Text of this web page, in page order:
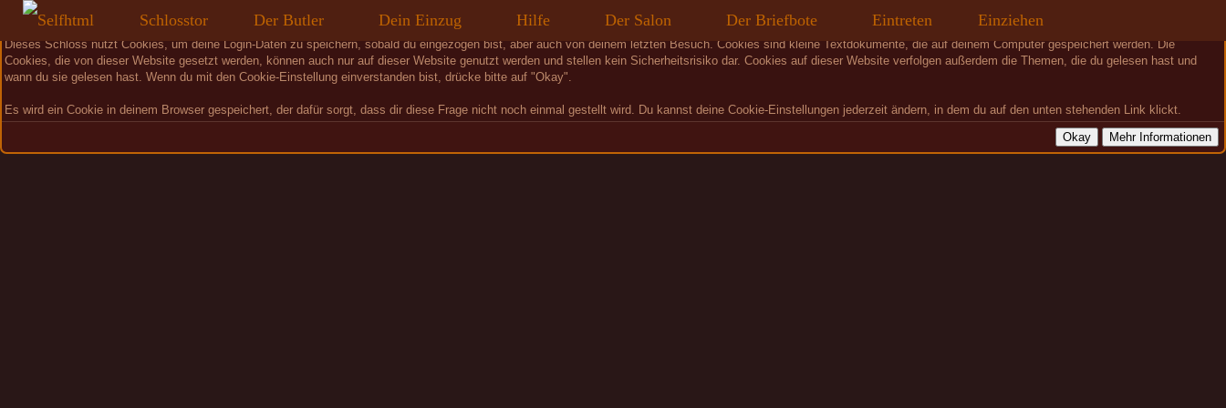
Dieses Schloss verwendet Cookies
Dieses Schloss nutzt Cookies, um deine Login-Daten zu speichern, sobald du eingezogen bist, aber auch von deinem letzten Besuch. Cookies sind kleine Textdokumente, die auf deinem Computer gespeichert werden. Die
Cookies, die von dieser Website gesetzt werden, können auch nur auf dieser Website genutzt werden und stellen kein Sicherheitsrisiko dar. Cookies auf dieser Website verfolgen außerdem die Themen, die du gelesen hast und
wann du sie gelesen hast. Wenn du mit den Cookie-Einstellung einverstanden bist, drücke bitte auf "Okay".
Es wird ein Cookie in deinem Browser gespeichert, der dafür sorgt, dass dir diese Frage nicht noch einmal gestellt wird. Du kannst deine Cookie-Einstellungen jederzeit ändern, in dem du auf den unten stehenden Link klickt.
Schlosstor Der Butler Dein Einzug Hilfe Der Salon Der Briefbote Eintreten Einziehen